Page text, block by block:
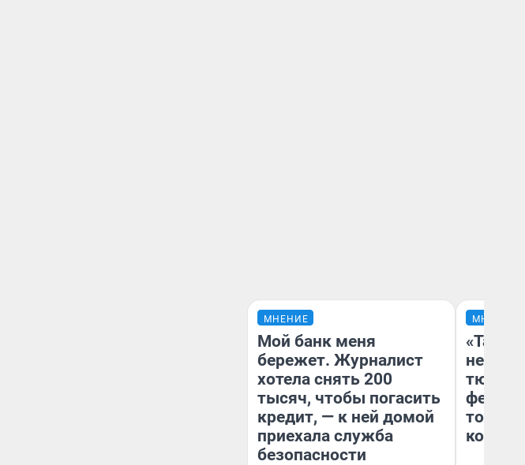
МНЕНИЕ
Мой банк меня
бережет. Журналист
хотела снять 200
тысяч, чтобы погасить
кредит, — к ней домой
приехала служба
безопасности
МНЕНИЕ
не